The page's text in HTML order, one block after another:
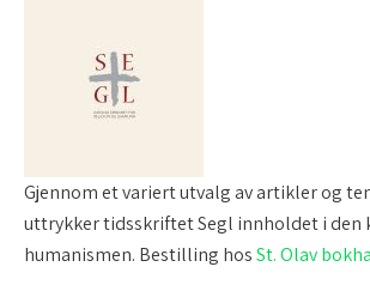
Gjennom et variert utvalg av artikler og
uttrykker tidsskriftet Segl innholdet i den
humanismen. Bestilling hosSt. Olav